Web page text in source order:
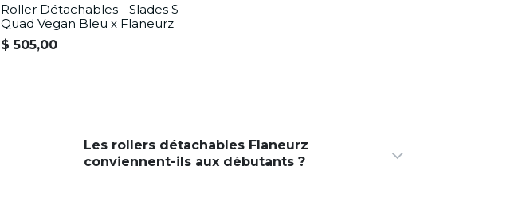
Roller Détachables - Slades S-
Quad Vegan Bleu x Flaneurz
$505,00
Les rollers détachables Flaneurz
conviennent-ils aux débutants ?